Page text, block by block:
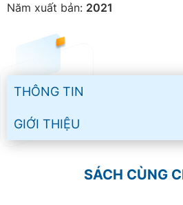
Năm xuất bản: 2021
THÔNG TIN
GIỚI THIỆU
SÁCH CÙNG